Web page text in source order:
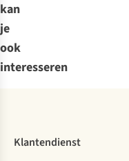
kan
je
ook
interesseren
Klantendienst